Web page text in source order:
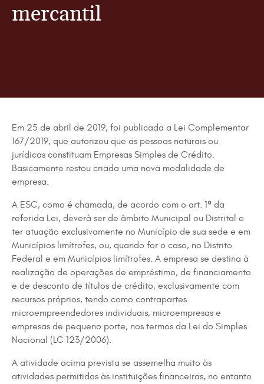
mercantil
Em 25 de abril de 2019, foi publicada a Lei Complementar
167/2019, que autorizou que as pessoas naturais ou
jurídicas constituam Empresas Simples de Crédito.
Basicamente restou criada uma nova modalidade de
empresa.
A ESC, como é chamada, de acordo com o art. 1º da
referida Lei, deverá ser de âmbito Municipal ou Distrital e
ter atuação exclusivamente no Município de sua sede e em
Municípios limítrofes, ou, quando for o caso, no Distrito
Federal e em Municípios limítrofes. A empresa se destina à
realização de operações de empréstimo, de financiamento
e de desconto de títulos de crédito, exclusivamente com
recursos próprios, tendo como contrapartes
microempreendedores individuais, microempresas e
empresas de pequeno porte, nos termos da Lei do Simples
Nacional (LC 123/2006).
A atividade acima prevista se assemelha muito às
atividades permitidas às instituições financeiras, no entanto